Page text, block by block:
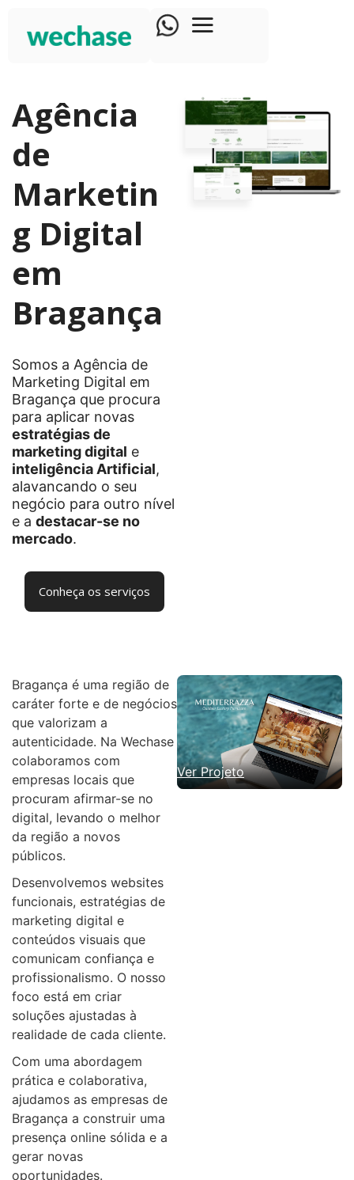
Agência
de
Marketin
g Digital
em
Bragança
Somos a Agência de
Marketing Digital em
Bragança que procura
para aplicar novas
estratégias de
marketing digital e
inteligência Artificial,
alavancando o seu
negócio para outro nível
e a destacar-se no
mercado.
Conheça os serviços
Bragança é uma região de
caráter forte e de negócios
que valorizam a
autenticidade. Na Wechase
colaboramos com
empresas locais que
procuram afirmar-se no
digital, levando o melhor
da região a novos
públicos.
Desenvolvemos websites
funcionais, estratégias de
marketing digital e
conteúdos visuais que
comunicam confiança e
profissionalismo. O nosso
foco está em criar
soluções ajustadas à
realidade de cada cliente.
Com uma abordagem
prática e colaborativa,
ajudamos as empresas de
Bragança a construir uma
presença online sólida e a
gerar novas
oportunidades.
Ver Projeto